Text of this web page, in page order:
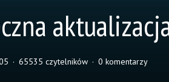
65535 czytelników 0 komentarzy